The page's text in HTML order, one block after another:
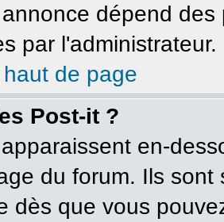
dépend
par l'administrateur.
de page
Post-it ?
en-
du forum. Ils
dès que vous